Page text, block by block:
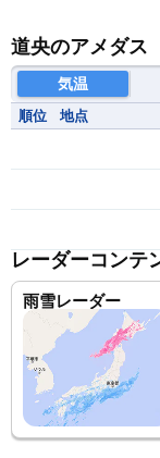
道央のアメダス
気温
順位 地点
レーダーコンテ
雨雪レーダー